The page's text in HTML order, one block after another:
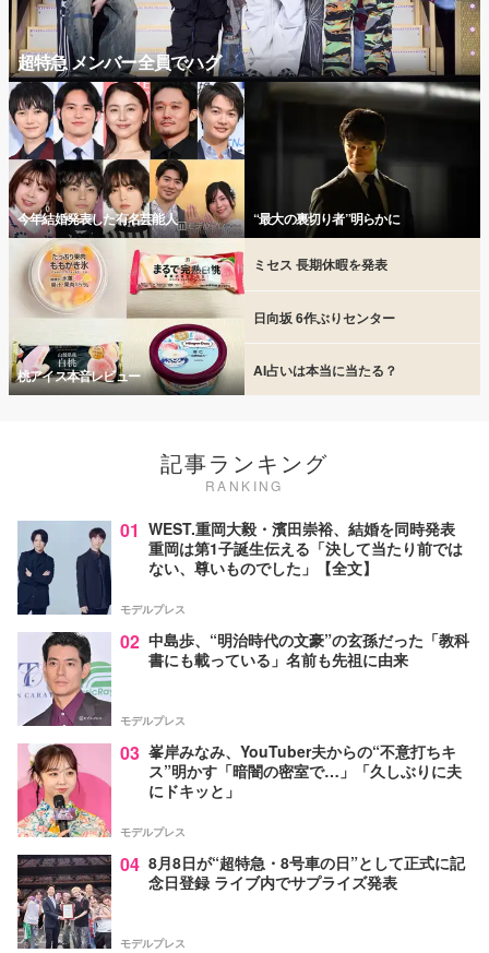
超特急 メンバー全員でハグ
今年結婚発表した有名芸能人 “最大の裏切り者”明らかに
桃アイス本音レビュー
ミセス 長期休暇を発表
日向坂 6作ぶりセンター
AI占いは本当に当たる？
記事ランキング
RANKING
01 WEST.重岡大毅・濱田崇裕、結婚を同時発表
重岡は第1子誕生伝える「決して当たり前では
ない、尊いものでした」【全文】
モデルプレス
02 中島歩、“明治時代の文豪”の玄孫だった「教科
書にも載っている」名前も先祖に由来
モデルプレス
03 峯岸みなみ、YouTuber夫からの“不意打ちキ
ス”明かす「暗闇の密室で…」「久しぶりに夫
にドキッと」
モデルプレス
04 8月8日が“超特急・8号車の日”として正式に記
念日登録 ライブ内でサプライズ発表
モデルプレス